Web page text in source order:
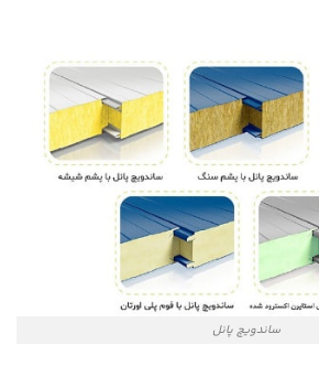
ساندویچ پانل